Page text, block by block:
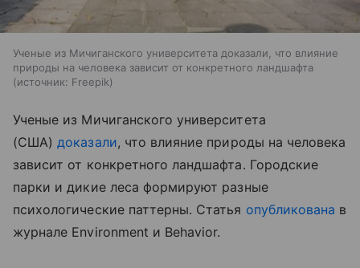
Ученые из Мичиганского университета доказали, что влияние
природы на человека зависит от конкретного ландшафта
источник: Freepik
Ученые из Мичиганского университета
(США)доказали, что влияние природы на человека
зависит от конкретного ландшафта. Городские
парки и дикие леса формируют разные
психологические паттерны. Статья опубликована в
журнале Environment и Behavior.